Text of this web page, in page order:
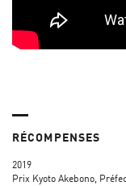
RÉCOMPENSES
2019
Prix Kyoto Akebono,